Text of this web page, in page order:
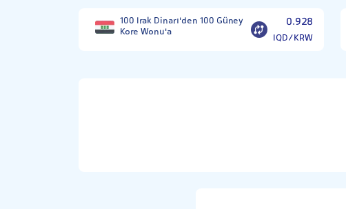
100 Irak Dinarı'den 100 Güney
Kore Wonu'a
0.928
IQD/KRW